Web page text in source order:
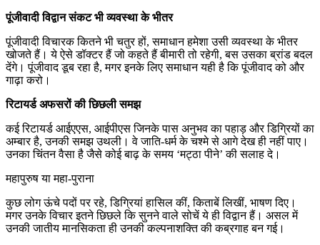
पूंजीवादी विद्वान संकट भी व्यवस्था के भीतर
पूंजीवादी विचारक कितने भी चतुर हों, समाधान हमेशा उसी व्यवस्था के भीतर
खोजते हैं। ये ऐसे डॉक्टर हैं जो कहते हैं बीमारी तो रहेगी, बस उसका ब्रांड बदल
देंगे। पूंजीवाद डूब रहा है, मगर इनके लिए समाधान यही है कि पूंजीवाद को और
गाढ़ा करो।
रिटायर्ड अफसरों की छिछली समझ
कई रिटायर्ड आईएएस, आईपीएस जिनके पास अनुभव का पहाड़ और डिग्रियों का
अम्बार है, उनकी समझ उथली। वे जाति-धर्म के चश्मे से आगे देख ही नहीं पाए।
उनका चिंतन वैसा है जैसे कोई बाढ़ के समय ‘मट्ठा पीने’ की सलाह दे।
महापुरुष या महा-पुराना
कुछ लोग ऊंचे पदों पर रहे, डिग्रियां हासिल कीं, किताबें लिखीं, भाषण दिए।
मगर उनके विचार इतने छिछले कि सुनने वाले सोचें ये ही विद्वान हैं। असल में
उनकी जातीय मानसिकता ही उनकी कल्पनाशक्ति की कब्रगाह बन गई।